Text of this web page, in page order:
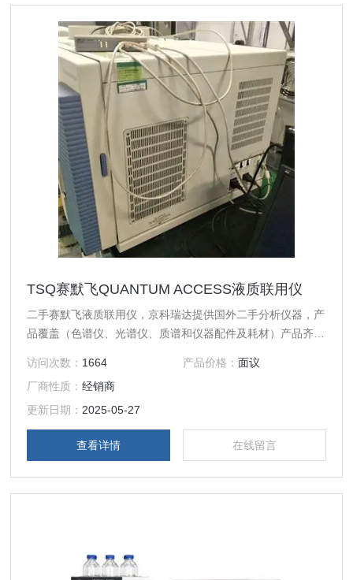
TSQ赛默飞QUANTUM ACCESS液质联用仪
二手赛默飞液质联用仪，京科瑞达提供国外二手分析仪器，产
品覆盖（色谱仪、光谱仪、质谱和仪器配件及耗材）产品齐
飞QUANTUM ACCESS液质联用仪
访问次数： 1664 产品价格： 面议
厂商性质：经销商
更新日期： 2025-05-27
查看详情 在线留言